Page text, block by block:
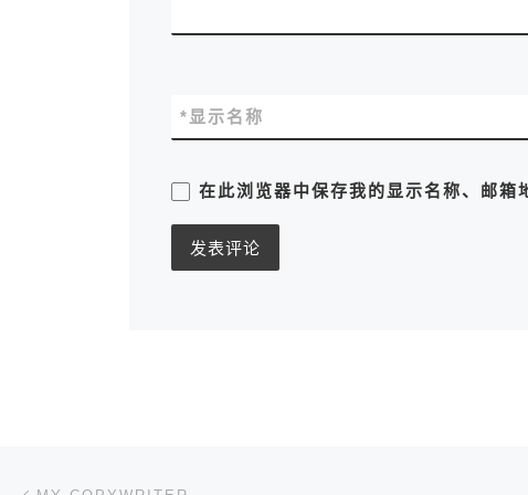
显示名称
*
在此浏览器中保存我的显示名称、邮箱
文章导航